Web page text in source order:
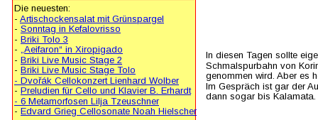
Die neuesten:
- Artischockensalat mit Grünspargel
- Sonntag in Kefalovrisso
- Briki Tolo 3
- „Aeifaron“ in Xiropigado
- Briki Live Music Stage 2
- Briki Live Music Stage Tolo
- Dvořák Cellokonzert Lienhard Wolber
- Preludien für Cello und Klavier B. Erhardt
- 6 Metamorfosen Lilja Tzeuschner
- Edvard Grieg Cellosonate Noah Hielscher
In diesen Tagen sollte
Schmalspurbahn von
genommen wird. Aber es
Im Gespräch ist gar der
dann sogar bis